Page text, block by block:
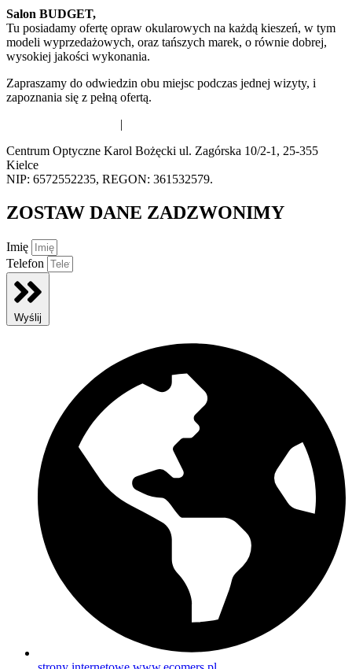
Salon BUDGET,
Tu posiadamy ofertę opraw okularowych na każdą kieszeń, w tym
modeli wyprzedażowych, oraz tańszych marek, o równie dobrej,
wysokiej jakości wykonania.
Zapraszamy do odwiedzin obu miejsc podczas jednej wizyty, i
zapoznania się z pełną ofertą.
|
Centrum Optyczne Karol Bożęcki ul. Zagórska 10/2-1, 25-355
Kielce
NIP: 6572552235, REGON: 361532579.
ZOSTAW DANE ZADZWONIMY
Imię
Telefon
Wyślij